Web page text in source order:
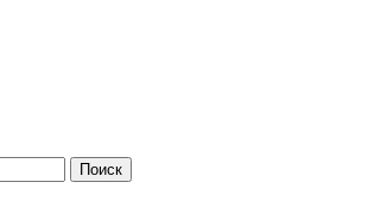
Поиск